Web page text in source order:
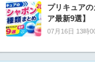
プリキュア
ア最新9選】
07月16日 13時